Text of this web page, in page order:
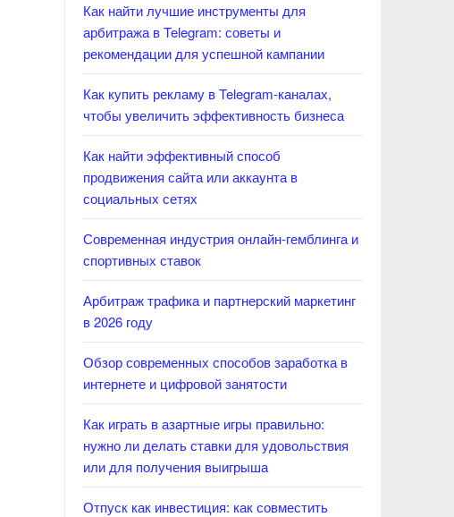
Как найти лучшие инструменты для
арбитража в Telegram: советы и
рекомендации для успешной кампании
Как купить рекламу в Telegram-каналах,
чтобы увеличить эффективность бизнеса
Как найти эффективный способ
продвижения сайта или аккаунта в
социальных сетях
Современная индустрия онлайн-гемблинга и
спортивных ставок
Арбитраж трафика и партнерский маркетинг
в 2026 году
Обзор современных способов заработка в
интернете и цифровой занятости
Как играть в азартные игры правильно:
нужно ли делать ставки для удовольствия
или для получения выигрыша
Отпуск как инвестиция: как совместить